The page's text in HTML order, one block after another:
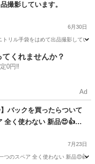
撮影しています。
6月30日
リル手袋をはめて出品撮影してい
具 封筒
てくれませんか？
0円‼️
Ad
バックを買ったらついて
全く使わない 新品😍👍✨
。実店舗のアパレルショ
100cm くらいです(*^^*)
7月23日
つのスペア 全く使わない 新品